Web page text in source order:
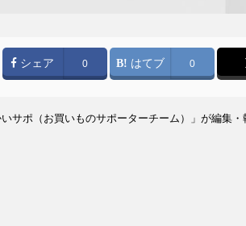
シェア 0 はてブ 0
サポ（お買いものサポーターチーム）」が編集・